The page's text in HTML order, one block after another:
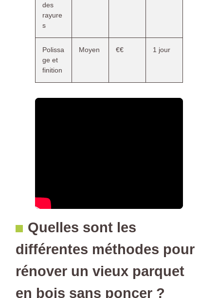
des
rayure
s
Polissa
ge et
finition
Moyen €€ 1 jour
Quelles sont les
différentes méthodes pour
rénover un vieux parquet
en bois sans poncer ?